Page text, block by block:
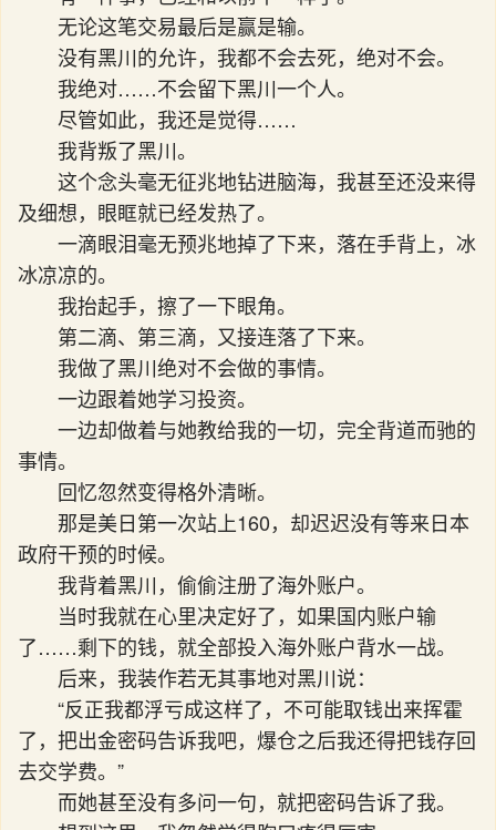
无论这笔交易最后是赢是输。
没有黑川的允许，我都不会去死，绝对不会。
我绝对……不会留下黑川一个人。
尽管如此，我还是觉得……
我背叛了黑川。
这个念头毫无征兆地钻进脑海，我甚至还没来得
及细想，眼眶就已经发热了。
一滴眼泪毫无预兆地掉了下来，落在手背上，冰
冰凉凉的。
我抬起手，擦了一下眼角。
第二滴、第三滴，又接连落了下来。
我做了黑川绝对不会做的事情。
一边跟着她学习投资。
一边却做着与她教给我的一切，完全背道而驰的
事情。
回忆忽然变得格外清晰。
那是美日第一次站上160，却迟迟没有等来日本
政府干预的时候。
我背着黑川，偷偷注册了海外账户。
当时我就在心里决定好了，如果国内账户输
了……剩下的钱，就全部投入海外账户背水一战。
后来，我装作若无其事地对黑川说：
“反正我都浮亏成这样了，不可能取钱出来挥霍
了，把出金密码告诉我吧，爆仓之后我还得把钱存回
去交学费。”
而她甚至没有多问一句，就把密码告诉了我。